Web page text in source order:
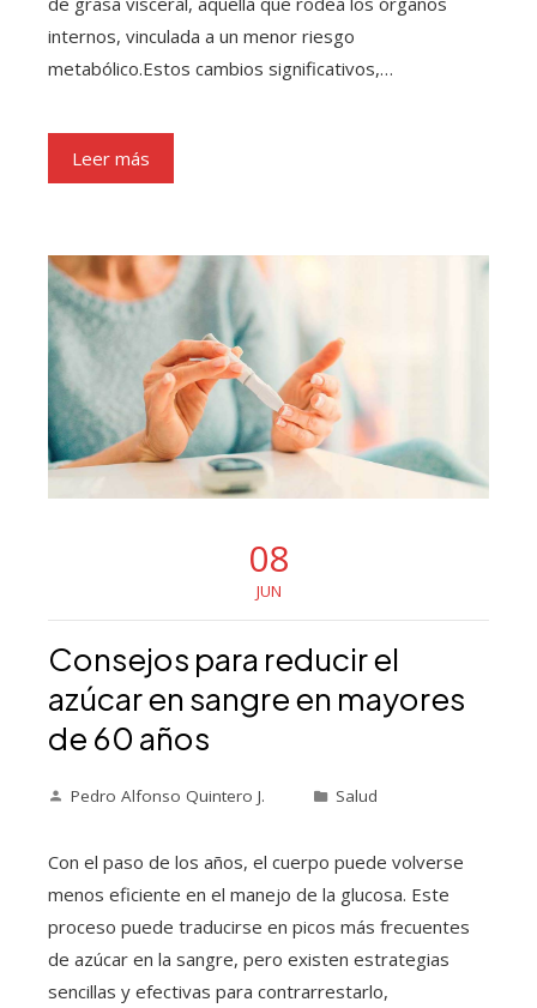
internos, vinculada a un menor riesgo
metabólico.Estos cambios significativos,…
Leer más
08
JUN
Consejos para reducir el
azúcar en sangre en mayores
de 60 años
Pedro Alfonso Quintero J. Salud
Con el paso de los años, el cuerpo puede volverse
menos eficiente en el manejo de la glucosa. Este
proceso puede traducirse en picos más frecuentes
de azúcar en la sangre, pero existen estrategias
sencillas y efectivas para contrarrestarlo,